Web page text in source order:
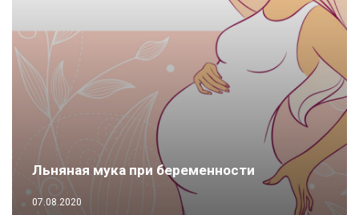
Льняная мука при беременности
07.08.2020